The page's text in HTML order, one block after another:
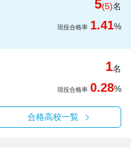
5(5)名
現役合格率 1.41%
1名
現役合格率 0.28%
合格高校一覧